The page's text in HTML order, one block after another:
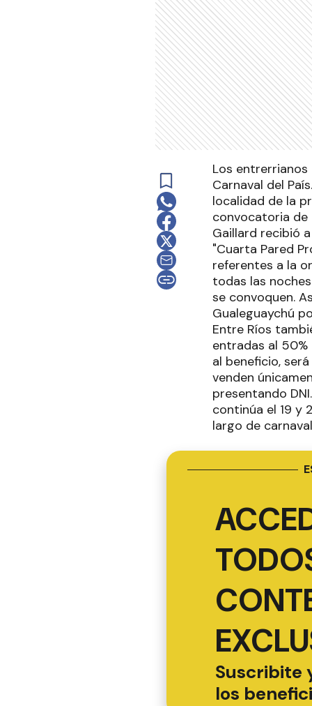
Los
Carnaval del
localidad de la
convocatoria de
Gaillard recibió
"Cuarta Pared
referentes a la
todas las
se convoquen.
Gualeguaychú
Entre Ríos
entradas al
al beneficio,
venden
presentando
continúa el 19 y
largo de
Suscribite
los